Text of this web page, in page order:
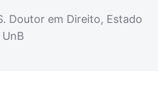
Doutor em Direito, Estado